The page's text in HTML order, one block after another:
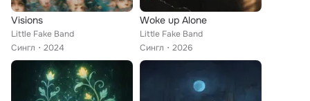
Visions
Little Fake Band
Сингл
2024
Woke up Alone
Little Fake Band
Сингл
2026